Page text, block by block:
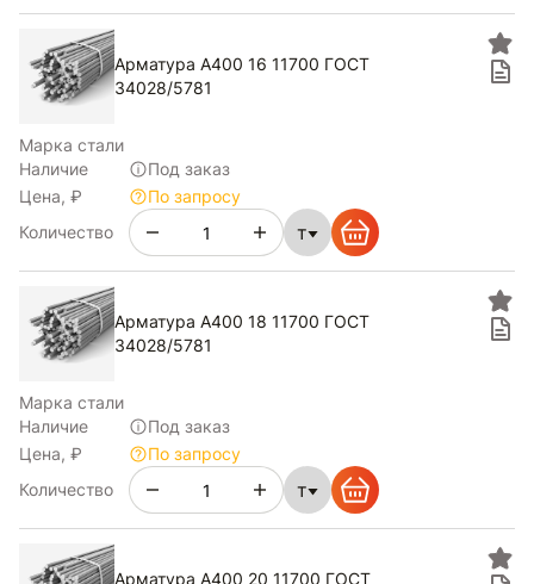
Арматура А400 16 11700 ГОСТ
34028/5781
Марка стали
Наличие
Под заказ
Цена, ₽
По запросу
Количество
т
Арматура А400 18 11700 ГОСТ
34028/5781
Марка стали
Наличие
Под заказ
Цена, ₽
По запросу
Количество
т
Арматура А400 20 11700 ГОСТ